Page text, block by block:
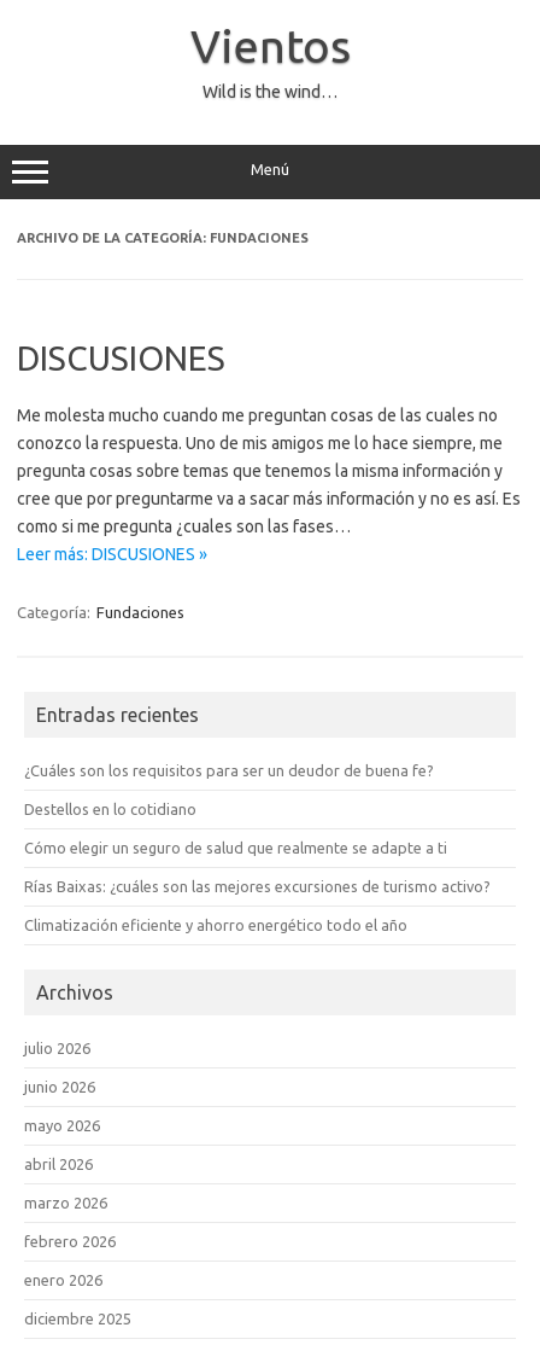
Vientos
Wild is the wind…
Menú
ARCHIVO DE LA CATEGORÍA: FUNDACIONES
DISCUSIONES
Me molesta mucho cuando me preguntan cosas de las cuales no
conozco la respuesta. Uno de mis amigos me lo hace siempre, me
pregunta cosas sobre temas que tenemos la misma información y
cree que por preguntarme va a sacar más información y no es así. Es
como si me pregunta ¿cuales son las fases…
Leer más: DISCUSIONES »
Categoría: Fundaciones
Entradas recientes
¿Cuáles son los requisitos para ser un deudor de buena fe?
Destellos en lo cotidiano
Cómo elegir un seguro de salud que realmente se adapte a ti
Rías Baixas: ¿cuáles son las mejores excursiones de turismo activo?
Climatización eficiente y ahorro energético todo el año
Archivos
julio 2026
junio 2026
mayo 2026
abril 2026
marzo 2026
febrero 2026
enero 2026
diciembre 2025